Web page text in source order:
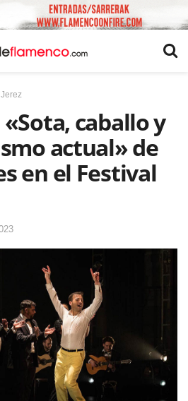
caballo y
actual» de
en el Festival